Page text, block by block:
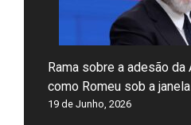
Rama sobre a adesão da
como Romeu sob a
19 de Junho, 2026